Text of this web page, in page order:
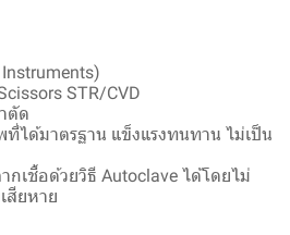
STR/CVD
ตัด
ได้มาตรฐาน แข็งแรงทนทาน ไม่เป็น
กเชื้อด้วยวิธี Autoclave ได้โดยไม่
สียหาย